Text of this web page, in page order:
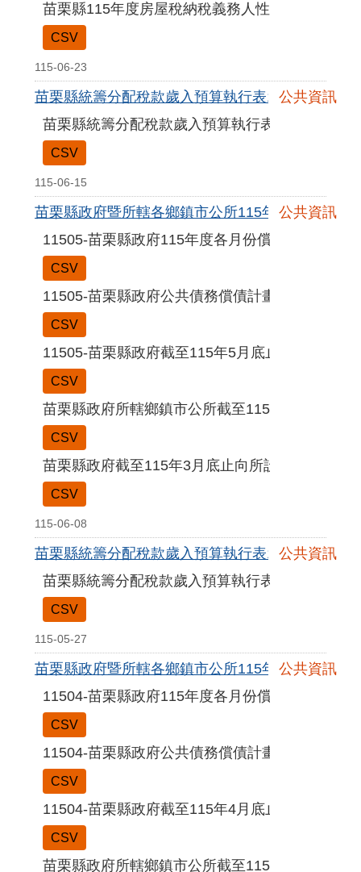
苗栗縣115年度房屋稅納稅義務人性別統計及比例
CSV
115-06-23
苗栗縣統籌分配稅款歲入預算執行表115年5月
公共資訊
苗栗縣統籌分配稅款歲入預算執行表115年5月
CSV
115-06-15
苗栗縣政府暨所轄各鄉鎮市公所115年5月份公共債
公共資訊
11505-苗栗縣政府115年度各月份償債進度表
CSV
11505-苗栗縣政府公共債務償債計畫期程表
CSV
11505-苗栗縣政府截至115年5月底止公共債務訊
CSV
苗栗縣政府所轄鄉鎮市公所截至115年5月底止公
CSV
苗栗縣政府截至115年3月底止向所設非營業特種
CSV
115-06-08
苗栗縣統籌分配稅款歲入預算執行表115年4月
公共資訊
苗栗縣統籌分配稅款歲入預算執行表115年4月
CSV
115-05-27
苗栗縣政府暨所轄各鄉鎮市公所115年4月份公共債
公共資訊
11504-苗栗縣政府115年度各月份償債進度表
CSV
11504-苗栗縣政府公共債務償債計畫期程表
CSV
11504-苗栗縣政府截至115年4月底止公共債務訊
CSV
苗栗縣政府所轄鄉鎮市公所截至115年4月底止公